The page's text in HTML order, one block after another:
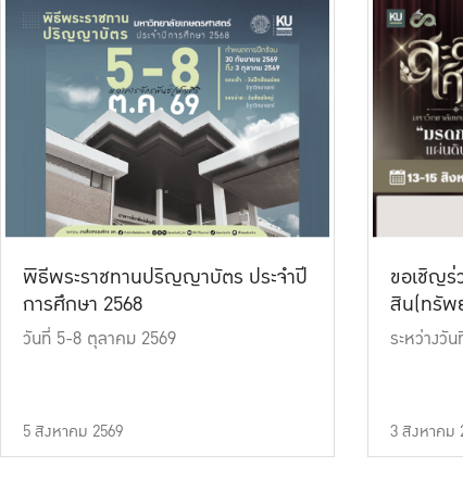
พิธีพระราชทานปริญญาบัตร ประจำปี
การศึกษา 2568
วันที่ 5-8 ตุลาคม 2569
5 สิงหาคม 2569
ขอเชิญร่
สิน(ทรัพ
ระหว่างวั
3 สิงหาคม